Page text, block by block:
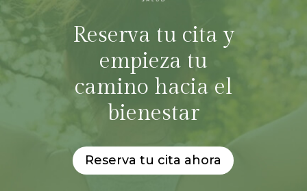
Reserva tu cita y
empieza tu
camino hacia el
bienestar
Reserva tu cita ahora